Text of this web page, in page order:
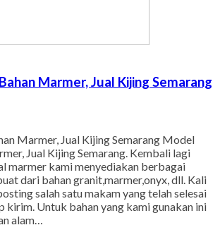
Marmer, Jual Kijing Semarang
Marmer, Jual Kijing Semarang Model
Jual Kijing Semarang. Kembali lagi
marmer kami menyediakan berbagai
dari bahan granit,marmer,onyx, dll. Kali
salah satu makam yang telah selesai
kirim. Untuk bahan yang kami gunakan ini
alam…